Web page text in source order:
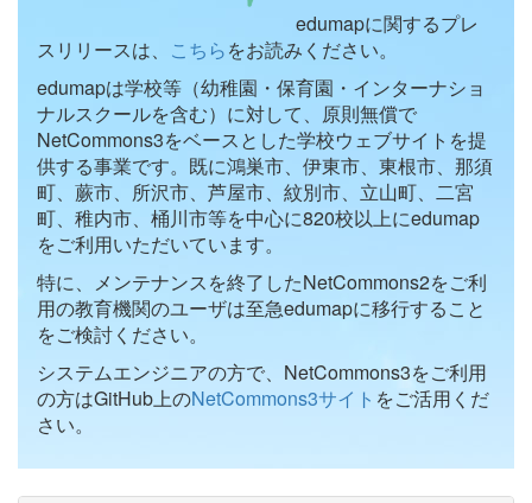
edumapに関するプレ
スリリースは、 こちらをお読みください。
edumapは学校等（幼稚園・保育園・インターナショ
ナルスクールを含む）に対して、原則無償で
NetCommons3をベースとした学校ウェブサイトを提
供する事業です。既に鴻巣市、伊東市、東根市、那須
町、蕨市、所沢市、芦屋市、紋別市、立山町、二宮
町、稚内市、桶川市等を中心に820校以上にedumap
をご利用いただいています。
特に、メンテナンスを終了したNetCommons2をご利
用の教育機関のユーザは至急edumapに移行すること
をご検討ください。
システムエンジニアの方で、NetCommons3をご利用
の方はGitHub上のNetCommons3サイト をご活用くだ
さい。